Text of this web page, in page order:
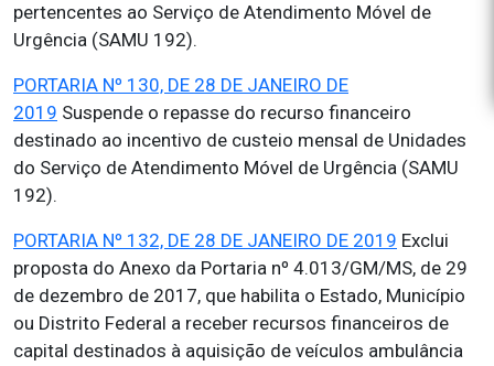
pertencentes ao Serviço de Atendimento Móvel de
Urgência (SAMU 192).
PORTARIA Nº 130, DE 28 DE JANEIRO DE
2019 Suspende o repasse do recurso financeiro
destinado ao incentivo de custeio mensal de Unidades
do Serviço de Atendimento Móvel de Urgência (SAMU
192).
PORTARIA Nº 132, DE 28 DE JANEIRO DE 2019 Exclui
proposta do Anexo da Portaria nº 4.013/GM/MS, de 29
de dezembro de 2017, que habilita o Estado, Município
ou Distrito Federal a receber recursos financeiros de
capital destinados à aquisição de veículos ambulância